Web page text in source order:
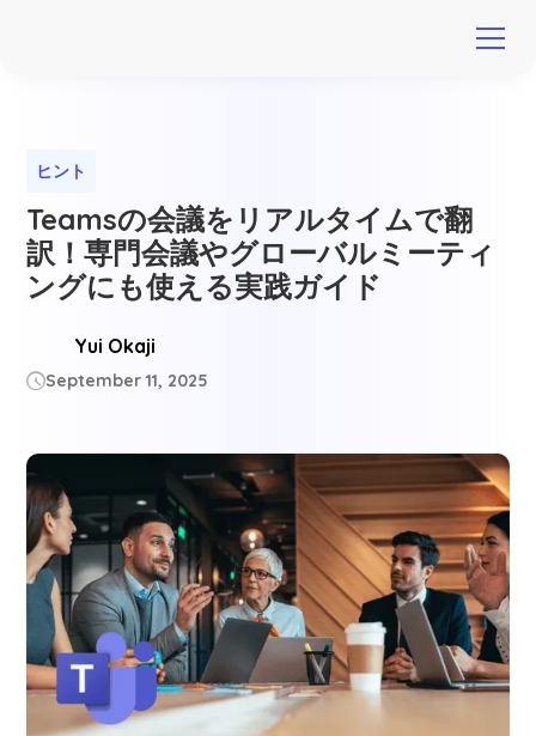
ヒント
Teamsの会議をリアルタイムで翻
訳！専門会議やグローバルミーティ
ングにも使える実践ガイド
Yui Okaji
September 11, 2025